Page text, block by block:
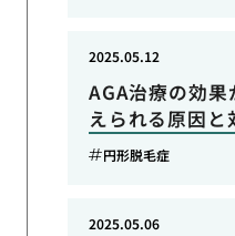
AGA治療の効
えられる原因と
2025.05.12
円形脱毛症
2025.05.06